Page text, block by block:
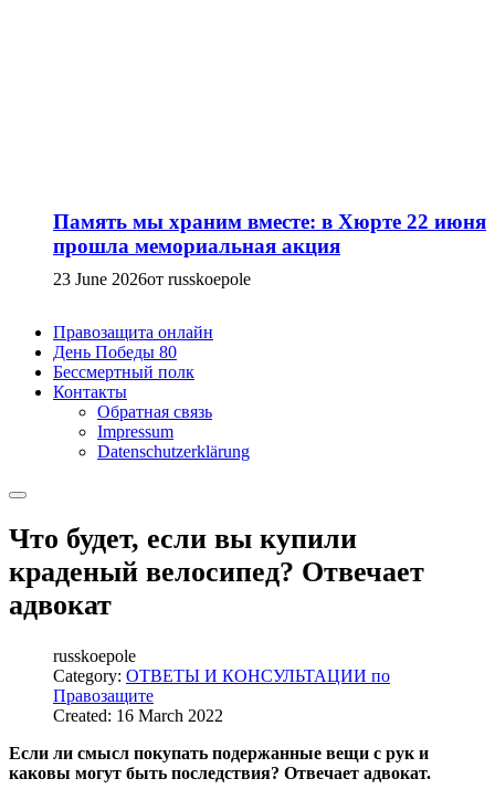
Память мы храним вместе: в Хюрте 22 июня
прошла мемориальная акция
23 June 2026от russkoepole
Правозащита онлайн
День Победы 80
Бессмертный полк
Контакты
Обратная связь
Impressum
Datenschutzerklärung
Что будет, если вы купили
краденый велосипед? Отвечает
адвокат
russkoepole
Category: ОТВЕТЫ И КОНСУЛЬТАЦИИ по
Правозащите
Created: 16 March 2022
Если ли смысл покупать подержанные вещи с рук и
каковы могут быть последствия? Отвечает адвокат.